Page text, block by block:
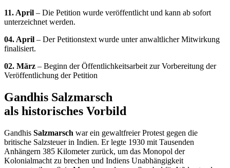
11. April – Die Petition wurde veröffentlicht und kann ab sofort
unterzeichnet werden.
04. April – Der Petitionstext wurde unter anwaltlicher Mitwirkung
finalisiert.
02. März – Beginn der Öffentlichkeitsarbeit zur Vorbereitung der
Veröffentlichung der Petition
Gandhis Salzmarsch
als historisches Vorbild
Gandhis Salzmarsch war ein gewaltfreier Protest gegen die
britische Salzsteuer in Indien. Er legte 1930 mit Tausenden
Anhängern 385 Kilometer zurück, um das Monopol der
Kolonialmacht zu brechen und Indiens Unabhängigkeit